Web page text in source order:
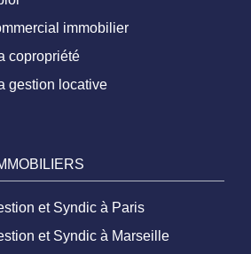
immobilier
copropriété
gestion locative
et Syndic à Paris
et Syndic à Marseille